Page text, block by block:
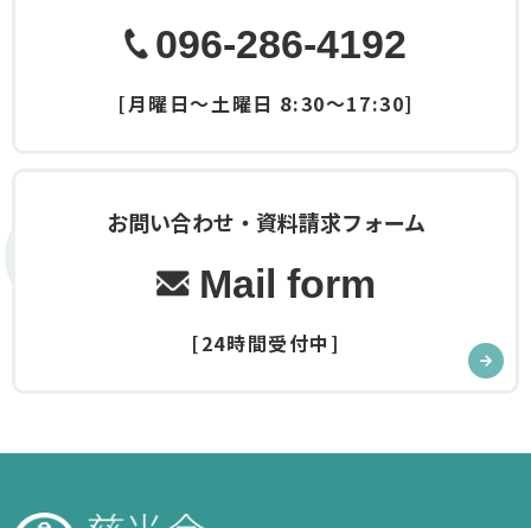
Contact
096-286-4192
[月曜日～土曜日 8:30～17:30]
お問い合わせ・資料請求フォーム
Mail form
[24時間受付中]